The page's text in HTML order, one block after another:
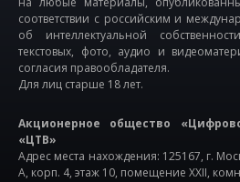
соответствии с российским и
об интеллектуальной
текстовых, фото, аудио и
согласия правообладателя.
Для лиц старше 18 лет.
Акционерное общество
«ЦТВ»
Адрес места нахождения: 125167, г.
А, корп. 4, этаж 10, помещение XXII,